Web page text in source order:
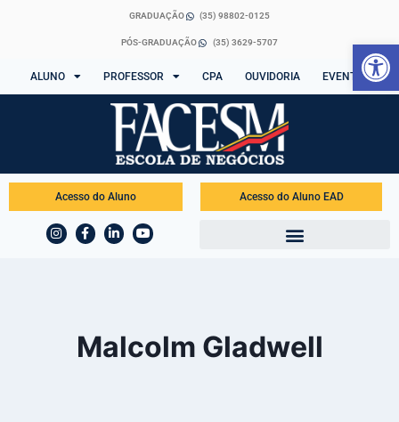
GRADUAÇÃO (35) 98802-0125
PÓS-GRADUAÇÃO (35) 3629-5707
ALUNO PROFESSOR CPA OUVIDORIA EVENTOS
Acesso do Aluno Acesso do Aluno EAD
Malcolm Gladwell
Abrir